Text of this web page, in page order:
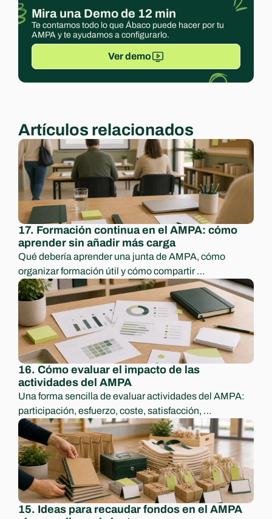
Mira una Demo de 12 min
Te contamos todo lo que Ábaco puede hacer por tu
AMPA y te ayudamos a configurarlo.
Ver demo
Artículos relacionados
17. Formación continua en el AMPA: cómo
aprender sin añadir más carga
Qué debería aprender una junta de AMPA, cómo
organizar formación útil y cómo compartir
conocimiento para no depender de una sola persona.
16. Cómo evaluar el impacto de las
actividades del AMPA
Una forma sencilla de evaluar actividades del AMPA:
participación, esfuerzo, coste, satisfacción,
aprendizajes y decisiones para el curso siguiente.
15. Ideas para recaudar fondos en el AMPA